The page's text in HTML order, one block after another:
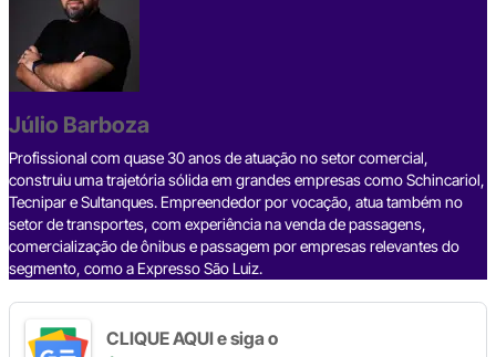
e
b
o
o
k
s
Júlio Barboza
Profissional com quase 30 anos de atuação no setor comercial,
construiu uma trajetória sólida em grandes empresas como Schincariol,
Tecnipar e Sultanques. Empreendedor por vocação, atua também no
setor de transportes, com experiência na venda de passagens,
comercialização de ônibus e passagem por empresas relevantes do
segmento, como a Expresso São Luiz.
CLIQUE AQUI e siga o